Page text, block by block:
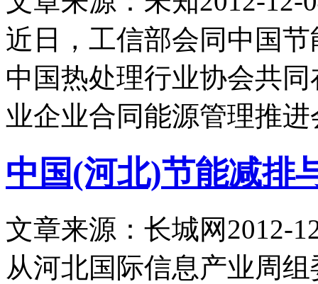
近日，工信部会同中国
中国热处理行业协会共
业企业合同能源管理推进
中国(河北)节能减排
文章来源：长城网2012-
从河北国际信息产业周